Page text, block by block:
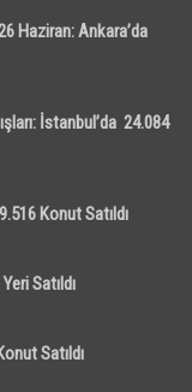
Haziran: Ankara’da
İstanbul’da 24.084
Konut Satıldı
Satıldı
Satıldı